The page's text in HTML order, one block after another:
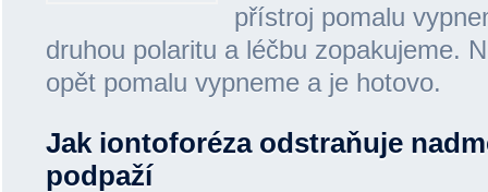
přístroj pomalu
druhou polaritu a léčbu zopakujeme.
opět pomalu vypneme a je hotovo.
Jak iontoforéza odstraňuje
podpaží